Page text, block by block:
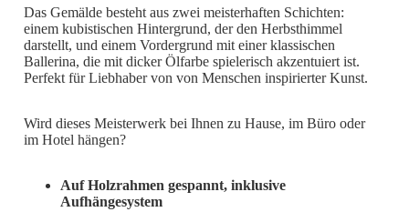
Das Gemälde besteht aus zwei meisterhaften Schichten:
einem kubistischen Hintergrund, der den Herbsthimmel
darstellt, und einem Vordergrund mit einer klassischen
Ballerina, die mit dicker Ölfarbe spielerisch akzentuiert ist.
Perfekt für Liebhaber von von Menschen inspirierter Kunst.
Wird dieses Meisterwerk bei Ihnen zu Hause, im Büro oder
im Hotel hängen?
Auf Holzrahmen gespannt, inklusive
Aufhängesystem